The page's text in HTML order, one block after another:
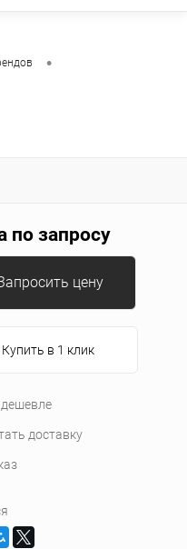
•
по запросу
цену
Купить в 1 клик
доставку